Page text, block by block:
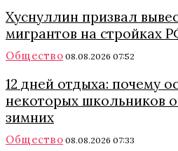
Хуснуллин призвал
мигрантов на стройках
Общество 08.08.2026 07:52
12 дней отдыха: почему
некоторых школьников
зимних
Общество 08.08.2026 07:33